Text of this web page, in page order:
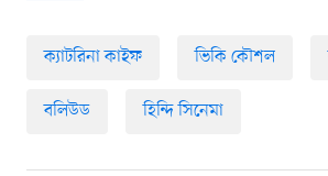
ক্যাটরিনা কাইফ ভিকি কৌশল
বলিউড হিন্দি সিনেমা